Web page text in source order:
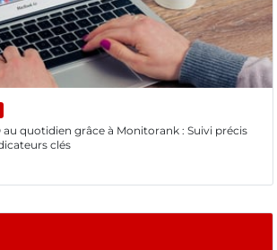
au quotidien grâce à Monitorank : Suivi précis
clés